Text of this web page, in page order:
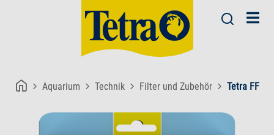
Aquarium Technik Filter und Zubehör Tetra FF